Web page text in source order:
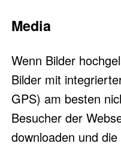
Media
Wenn Bilder
Bilder mit
GPS) am besten
Besucher der
downloaden und